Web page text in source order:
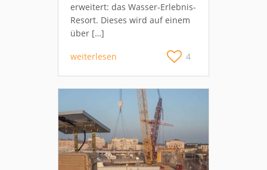
erweitert: das Wasser-Erlebnis-
Resort. Dieses wird auf einem
über […]
weiterlesen 4